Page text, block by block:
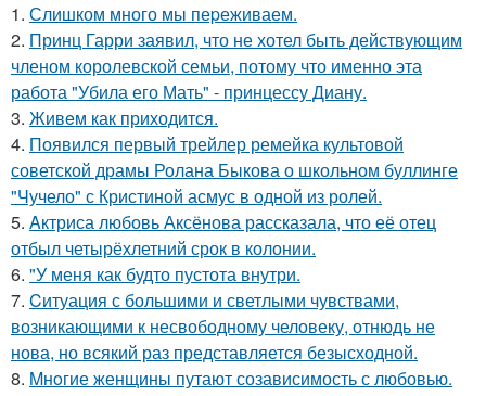
1. Слишком много мы пеpеживаем.
2. Принц Гарри заявил, что не хотел быть действующим
членом королевской семьи, потому что именно эта
работа "Убила его Мать" - принцессу Диану.
3. Живeм как приходится.
4. Появился первый трейлер ремейка культовой
советской драмы Ролана Быкова о школьном буллинге
"Чучело" с Кристиной асмус в одной из ролей.
5. Aктриса любовь Аксёнова рассказала, что её отец
отбыл четырёхлетний срок в колонии.
6. "У меня как будто пустота внутри.
7. Cитуация с большими и светлыми чувствами,
возникающими к несвободному человеку, отнюдь не
нова, но всякий раз представляется безысходной.
8. Mнoгие женщины путают созависимость с любовью.